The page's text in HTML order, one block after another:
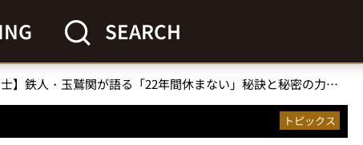
SEARCH
【41歳の幕内力士】鉄人・玉鷲関が語る「22年間休まない」秘訣と秘密の力士ファイルとは？そして今日も土俵に立ち続ける…
トピックス